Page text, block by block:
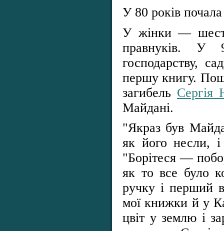
У 80 років
У жінки —
правнуків. У
господарству,
першу книгу.
загибель Сергія
Майдані.
"Якраз був
як його несли,
"Борітеся —
як то все було
ручку і перший
мої книжки й у
цвіт у землю і